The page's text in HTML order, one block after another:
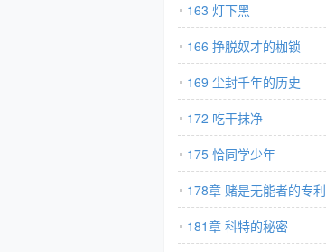
163 灯下黑
166 挣脱奴才的枷锁
169 尘封千年的历史
172 吃干抹净
175 恰同学少年
178章 赌是无能者的专利
181章 科特的秘密